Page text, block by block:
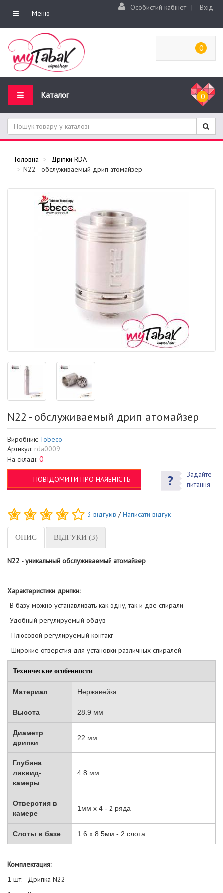
Меню
Особистий кабінет | Вхід
0
Каталог 0
Головна
Дріпки RDA
N22 - обслуживаемый дрип атомайзер
N22 - обслуживаемый дрип атомайзер
Виробник: Tobeco
Артикул: rda0009
На складі: 0
ПОВІДОМИТИ ПРО НАЯВНІСТЬ
Задайте
питання
3 відгуків /Написати відгук
ОПИС ВІДГУКИ (3)
N22 - уникальный обслуживаемый атомайзер
Характеристики дрипки:
-В базу можно устанавливать как одну, так и две спирали
-Удобный регулируемый обдув
- Плюсовой регулируемый контакт
- Широкие отверстия для установки различных спиралей
Технические особенности
Материал Нержавейка
Высота 28.9 мм
Диаметр
дрипки
22 мм
Глубина
ликвид-
камеры
4.8 мм
Отверстия в
камере
1мм x 4 - 2 ряда
Слоты в базе 1.6 х 8.5мм - 2 слота
Комплектация:
1 шт. - Дрипка N22